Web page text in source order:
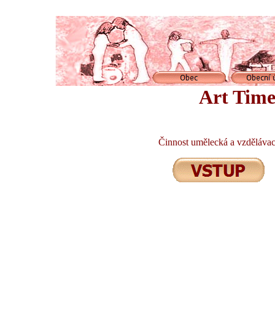
Art Time
Činnost umělecká a